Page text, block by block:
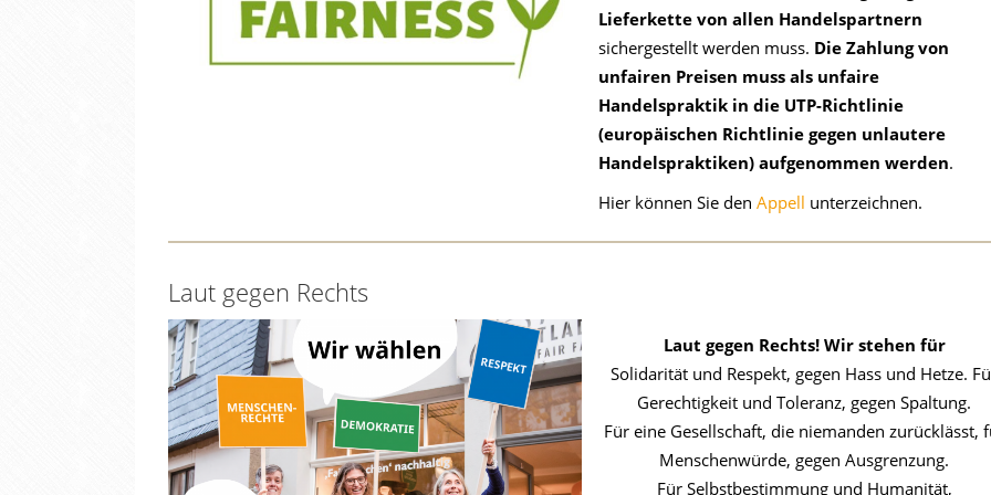
Lieferkette von allen Handelspartnern
sichergestellt werden muss. Die Zahlung von
unfairen Preisen muss als unfaire
Handelspraktik in die UTP-Richtlinie
(europäischen Richtlinie gegen unlautere
Handelspraktiken) aufgenommen werden.
Hier können Sie den Appell unterzeichnen.
Laut gegen Rechts
Laut gegen Rechts! Wir stehen für
Solidarität und Respekt, gegen Hass und Hetze.
Gerechtigkeit und Toleranz, gegen Spaltung.
Für eine Gesellschaft, die niemanden zurücklässt,
Menschenwürde, gegen Ausgrenzung.
Für Selbstbestimmung und Humanität,